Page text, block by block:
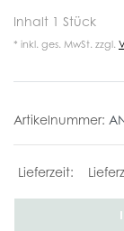
Inhalt 1 Stück
* inkl. ges. MwSt. zzgl.
Artikelnummer: